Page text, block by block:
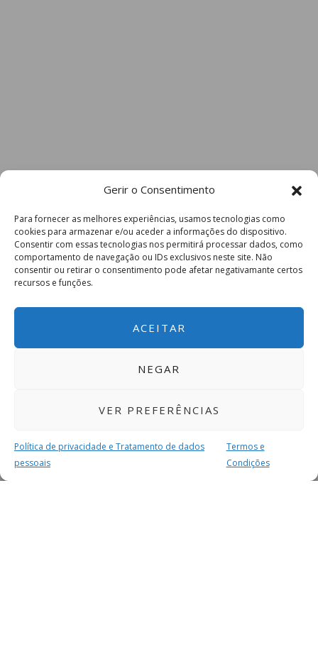
Gerir o Consentimento
Para fornecer as melhores experiências, usamos tecnologias como
cookies para armazenar e/ou aceder a informações do dispositivo.
Consentir com essas tecnologias nos permitirá processar dados, como
comportamento de navegação ou IDs exclusivos neste site. Não
consentir ou retirar o consentimento pode afetar negativamante certos
recursos e funções.
ACEITAR
NEGAR
VER PREFERÊNCIAS
Política de privacidade e Tratamento de dados
pessoais
Termos e
Condições